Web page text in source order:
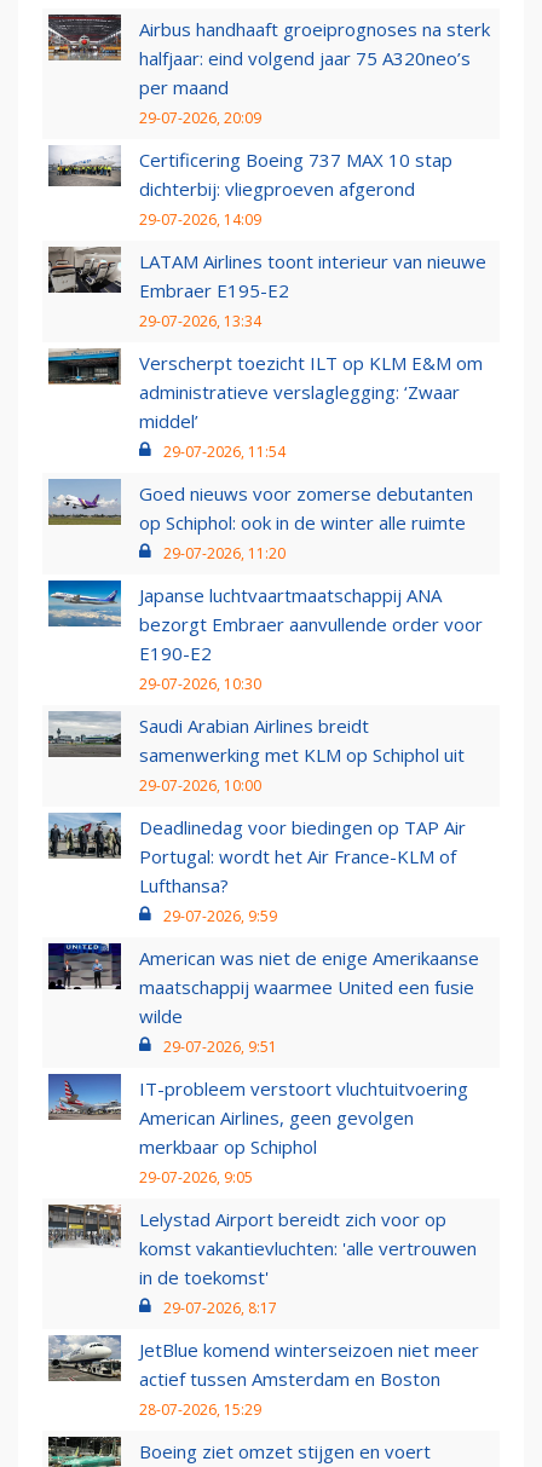
Airbus handhaaft groeiprognoses na sterk
halfjaar: eind volgend jaar 75 A320neo’s
per maand
29-07-2026, 20:09
Certificering Boeing 737 MAX 10 stap
dichterbij: vliegproeven afgerond
29-07-2026, 14:09
LATAM Airlines toont interieur van nieuwe
Embraer E195-E2
29-07-2026, 13:34
Verscherpt toezicht ILT op KLM E&M om
administratieve verslaglegging: ‘Zwaar
middel’
29-07-2026, 11:54
Goed nieuws voor zomerse debutanten
op Schiphol: ook in de winter alle ruimte
29-07-2026, 11:20
Japanse luchtvaartmaatschappij ANA
bezorgt Embraer aanvullende order voor
E190-E2
29-07-2026, 10:30
Saudi Arabian Airlines breidt
samenwerking met KLM op Schiphol uit
29-07-2026, 10:00
Deadlinedag voor biedingen op TAP Air
Portugal: wordt het Air France-KLM of
Lufthansa?
29-07-2026, 9:59
American was niet de enige Amerikaanse
maatschappij waarmee United een fusie
wilde
29-07-2026, 9:51
IT-probleem verstoort vluchtuitvoering
American Airlines, geen gevolgen
merkbaar op Schiphol
29-07-2026, 9:05
Lelystad Airport bereidt zich voor op
komst vakantievluchten: 'alle vertrouwen
in de toekomst'
29-07-2026, 8:17
JetBlue komend winterseizoen niet meer
actief tussen Amsterdam en Boston
28-07-2026, 15:29
Boeing ziet omzet stijgen en voert